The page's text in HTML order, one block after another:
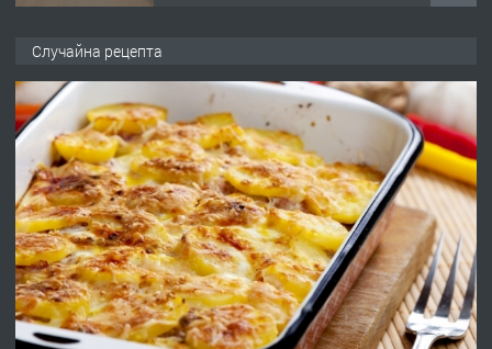
АПАРТАМЕНТ В ЦЕНТЪРА НА ГР.
ХАСКОВО
преди 2 дни
ПРЕДЛАГА Давам гараж под наем
преди 2 дни
ПРЕДЛАГА
№4120 Магазин/Офис под наем в кв.
Случайна рецепта